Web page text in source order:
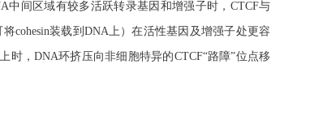
中间区域有较多活跃转录基因和增强子时，CTCF与
cohesin装载到DNA上）在活性基因及增强子处更容
时，DNA环挤压向非细胞特异的CTCF“路障”位点移